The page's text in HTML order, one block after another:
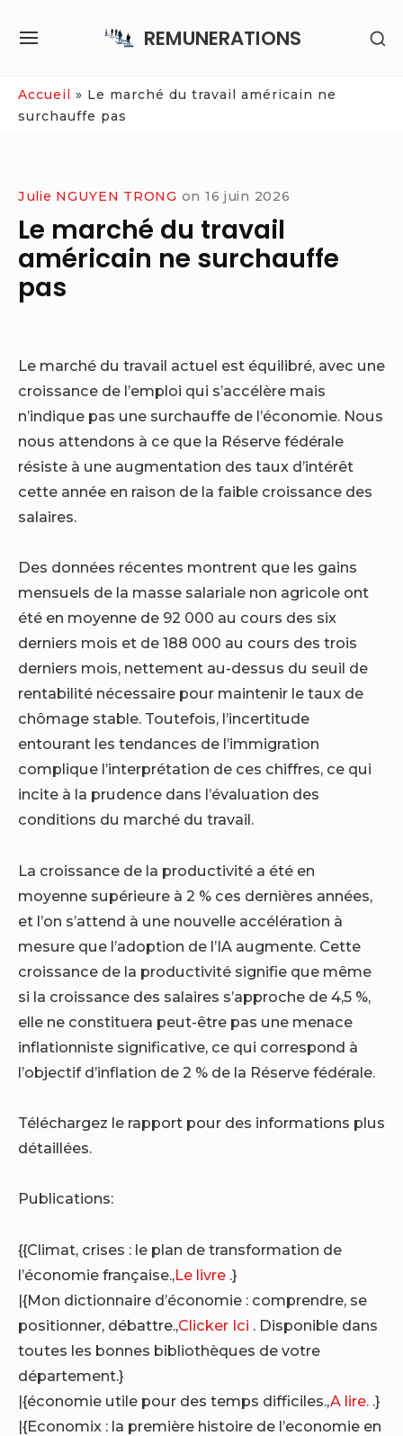
REMUNERATIONS
SITE
Accueil » Le marché du travail américain ne
surchauffe pas
Julie NGUYEN TRONG on 16 juin 2026
Le marché du travail
américain ne surchauffe
pas
Le marché du travail actuel est équilibré, avec une
croissance de l’emploi qui s’accélère mais
n’indique pas une surchauffe de l’économie. Nous
nous attendons à ce que la Réserve fédérale
résiste à une augmentation des taux d’intérêt
cette année en raison de la faible croissance des
salaires.
Des données récentes montrent que les gains
mensuels de la masse salariale non agricole ont
été en moyenne de 92 000 au cours des six
derniers mois et de 188 000 au cours des trois
derniers mois, nettement au-dessus du seuil de
rentabilité nécessaire pour maintenir le taux de
chômage stable. Toutefois, l’incertitude
entourant les tendances de l’immigration
complique l’interprétation de ces chiffres, ce qui
incite à la prudence dans l’évaluation des
conditions du marché du travail.
La croissance de la productivité a été en
moyenne supérieure à 2 % ces dernières années,
et l’on s’attend à une nouvelle accélération à
mesure que l’adoption de l’IA augmente. Cette
croissance de la productivité signifie que même
si la croissance des salaires s’approche de 4,5 %,
elle ne constituera peut-être pas une menace
inflationniste significative, ce qui correspond à
l’objectif d’inflation de 2 % de la Réserve fédérale.
Téléchargez le rapport pour des informations plus
détaillées.
Publications:
{{Climat, crises : le plan de transformation de
l’économie française.,Le livre .}
|{Mon dictionnaire d’économie : comprendre, se
positionner, débattre.,Clicker Ici . Disponible dans
toutes les bonnes bibliothèques de votre
département.}
|{économie utile pour des temps difficiles.,A lire. .}
|{Economix : la première histoire de l’economie en